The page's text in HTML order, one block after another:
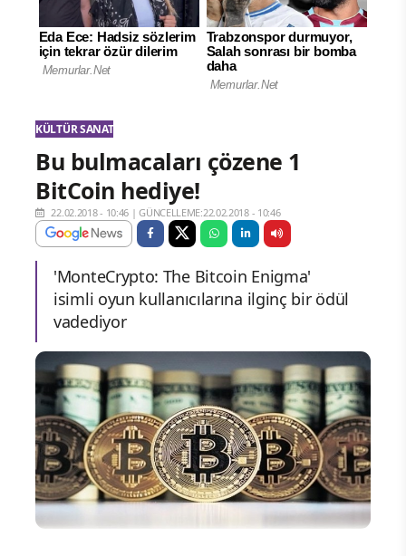
KÜLTÜR SANAT
Bu bulmacaları çözene 1
BitCoin hediye!
22.02.2018 - 10:46 |GÜNCELLEME:22.02.2018 - 10:46
'MonteCrypto: The Bitcoin Enigma'
isimli oyun kullanıcılarına ilginç bir ödül
vadediyor